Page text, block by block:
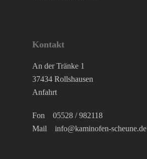
Kontakt
An der Tränke 1
37434 Rollshausen
Anfahrt
Fon 05528 / 982118
Mail info@kaminofen-scheune.de